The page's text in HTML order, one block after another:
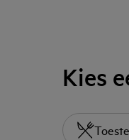
Kies